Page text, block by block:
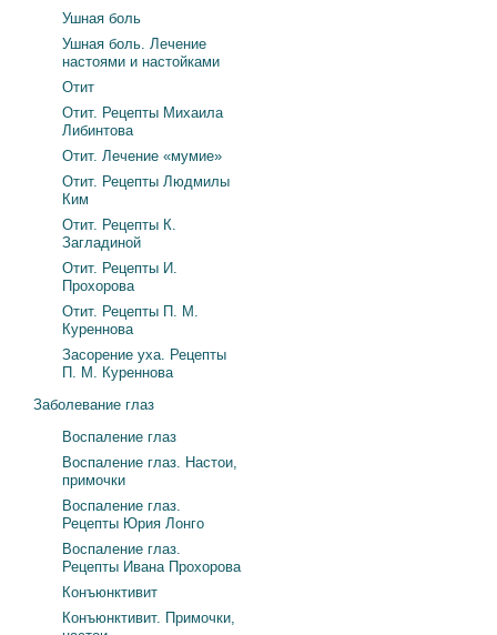
Ушная боль
Ушная боль. Лечение
настоями и настойками
Отит
Отит. Рецепты Михаила
Либинтова
Отит. Лечение «мумие»
Отит. Рецепты Людмилы
Ким
Отит. Рецепты К.
Загладиной
Отит. Рецепты И.
Прохорова
Отит. Рецепты П. М.
Куреннова
Засорение уха. Рецепты
П. М. Куреннова
Заболевание глаз
Воспаление глаз
Воспаление глаз. Настои,
примочки
Воспаление глаз.
Рецепты Юрия Лонго
Воспаление глаз.
Рецепты Ивана Прохорова
Конъюнктивит
Конъюнктивит. Примочки,